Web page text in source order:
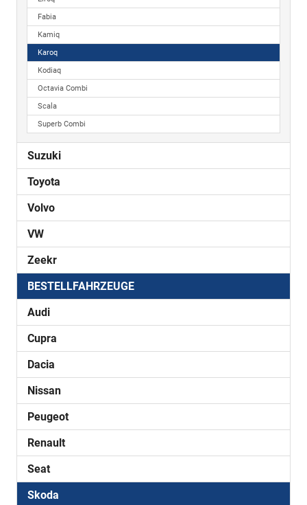
Fabia
Kamiq
Karoq
Kodiaq
Octavia Combi
Scala
Superb Combi
Suzuki
Toyota
Volvo
VW
Zeekr
BESTELLFAHRZEUGE
Audi
Cupra
Dacia
Nissan
Peugeot
Renault
Seat
Skoda